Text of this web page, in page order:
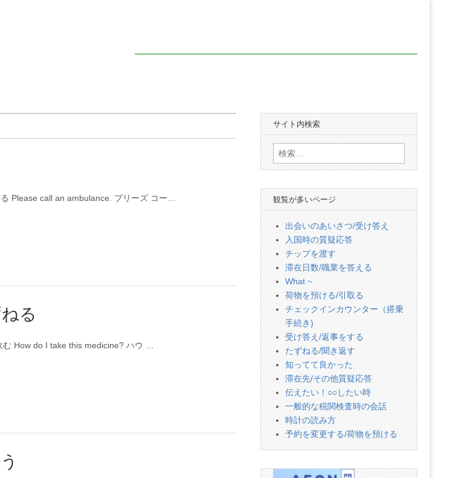
Please call an ambulance. プリーズ コー…
る
む How do I take this medicine? ハウ …
サイト内検索
検
索:
観覧が多いページ
出会いのあいさつ/受け答え
入国時の質疑応答
チップを渡す
滞在日数/職業を答える
What ~
荷物を預ける/引取る
チェックインカウンター（搭乗
手続き)
受け答え/返事をする
たずねる/聞き返す
知ってて良かった
滞在先/その他質疑応答
伝えたい！○○したい時
一般的な税関検査時の会話
時計の読み方
予約を変更する/荷物を預ける